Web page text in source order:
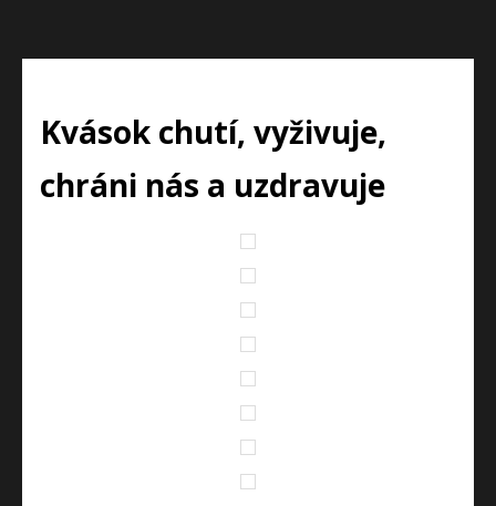
Kvások chutí, vyživuje,
chráni nás a uzdravuje